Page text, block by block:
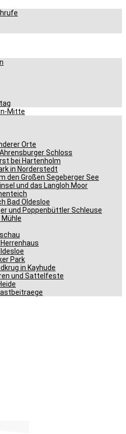
Mitte
Orte
Schloss
bei Hartenholm
in Norderstedt
den Großen Segeberger See
und das Langloh Moor
Bad Oldesloe
und Poppenbüttler Schleuse
Park
in Kayhude
und Sattelfeste